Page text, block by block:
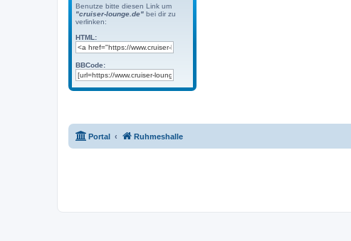
Benutze bitte diesen Link um
"cruiser-lounge.de" bei dir zu
verlinken:
HTML:
BBCode:
Portal Ruhmeshalle